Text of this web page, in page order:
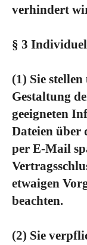
verhindert
§ 3
(1) Sie
Gestaltung
geeigneten
Dateien über
per E-Mail
etwaigen
beachten.
(2) Sie